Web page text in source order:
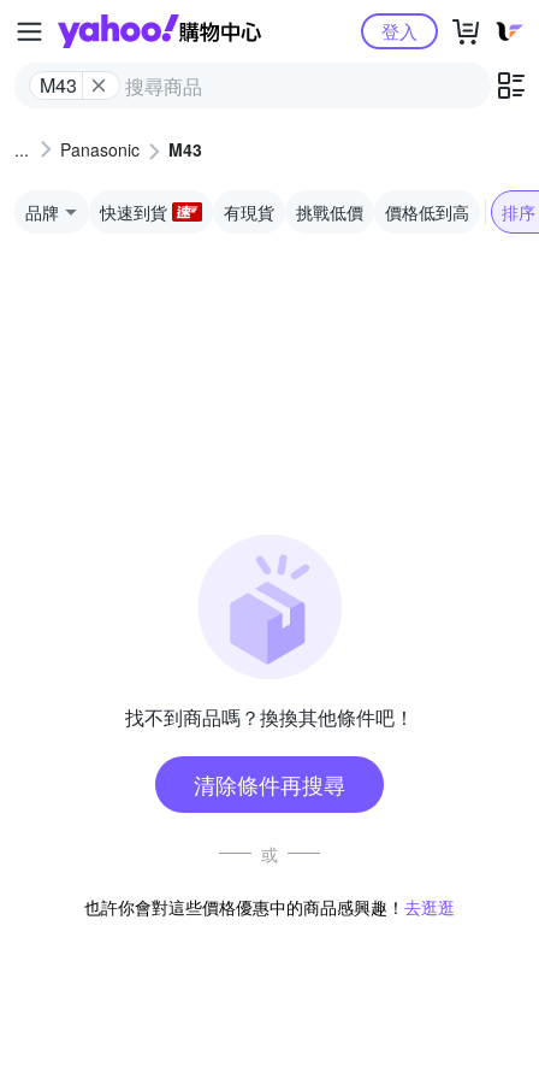
Yahoo購物中心
M43
登入
Panasonic M43
品牌 快速到貨 有現貨 挑戰低價 價格低到高 排序
找不到商品嗎？換換其他條件吧！
清除條件再搜尋
或
也許你會對這些價格優惠中的商品感興趣！ 去逛逛